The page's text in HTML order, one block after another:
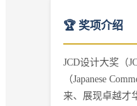
🏆 奖项介绍
JCD设计大奖（
（Japanese
来、展现卓越才